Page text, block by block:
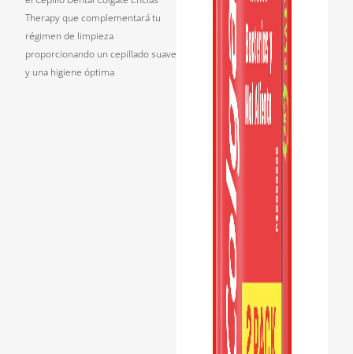
Therapy que complementará tu
régimen de limpieza
proporcionando un cepillado suave
y una higiene óptima